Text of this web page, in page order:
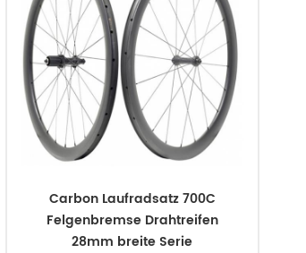
Carbon Laufradsatz 700C
Felgenbremse Drahtreifen
28mm breite Serie